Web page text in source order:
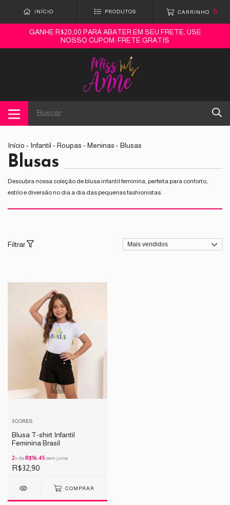
INÍCIO PRODUTOS CARRINHO 0
GANHE R$20,00 PARA ABATER EM SEU FRETE, USE
NOSSO CUPOM: FRETE GRATIS
Início - Infantil - Roupas - Meninas - Blusas
Blusas
Descubra nossa coleção de blusa infantil feminina, perfeita para conforto,
estilo e diversão no dia a dia das pequenas fashionistas.
Filtrar
1 / 6
3 CORES
Blusa T-shirt Infantil
Feminina Brasil
2x de R$16,45 sem juros
R$32,90
COMPRAR